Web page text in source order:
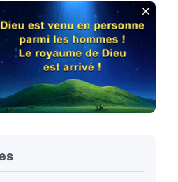
de Dieu quotidiennes :
dans la vie | Extrait 534
de Dieu quotidiennes :
dans la vie | Extrait 535
de Dieu quotidiennes :
dans la vie | Extrait 536